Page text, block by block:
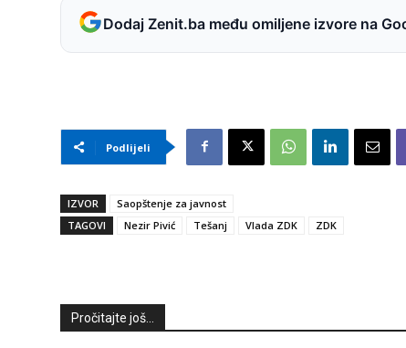
Dodaj Zenit.ba među omiljene izvore na
Podlijeli
IZVOR
Saopštenje za javnost
TAGOVI
Nezir Pivić Tešanj Vlada ZDK ZDK
Pročitajte još...